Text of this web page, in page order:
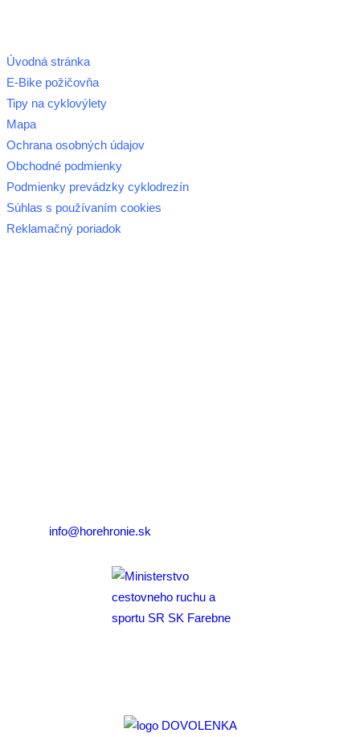
Úvodná stránka
E-Bike požičovňa
Tipy na cyklovýlety
Mapa
Ochrana osobných údajov
Obchodné podmienky
Podmienky prevádzky cyklodrezín
Súhlas s používaním cookies
Reklamačný poriadok
info@horehronie.sk